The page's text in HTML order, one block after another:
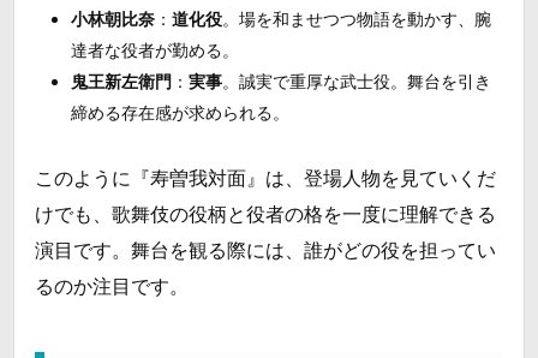
小林朝比奈 ： 道化役。場を和ませつつ物語を動かす、腕
達者な役者が勤める。
鬼王新左衛門 ： 実事。誠実で重厚な武士役。舞台を引き
締める存在感が求められる。
このように『寿曽我対面』は、登場人物を見ていくだ
けでも、歌舞伎の役柄と役者の格を一度に理解できる
演目です。舞台を観る際には、誰がどの役を担ってい
るのか注目です。